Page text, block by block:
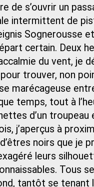
de s’ouvrir un
intermittent de
Sognerousse
certain. Deux
du vent, je
trouver, non
marécageuse
temps, tout à
d’un
j’aperçus à
noirs que je
leurs
Tous
tantôt se tenant